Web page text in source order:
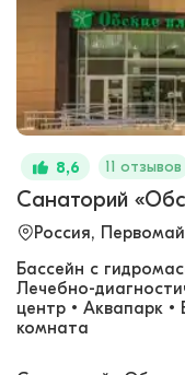
8,6 11 отзывов
Санаторий
Россия,
Бассейн с
Лечебно-
центр • Аквапарк
комната